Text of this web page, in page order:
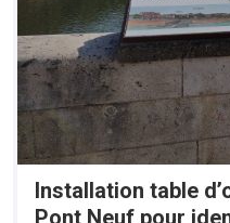
Installation table
Pont Neuf pour